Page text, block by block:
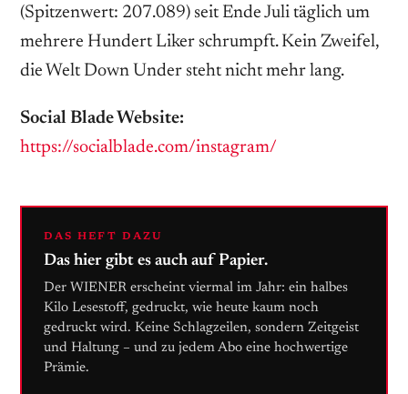
(Spitzenwert: 207.089) seit Ende Juli täglich um
mehrere Hundert Liker schrumpft. Kein Zweifel,
die Welt Down Under steht nicht mehr lang.
Social Blade Website:
https://socialblade.com/instagram/
DAS HEFT DAZU
Das hier gibt es auch auf Papier.
Der WIENER erscheint viermal im Jahr: ein halbes
Kilo Lesestoff, gedruckt, wie heute kaum noch
gedruckt wird. Keine Schlagzeilen, sondern Zeitgeist
und Haltung – und zu jedem Abo eine hochwertige
Prämie.